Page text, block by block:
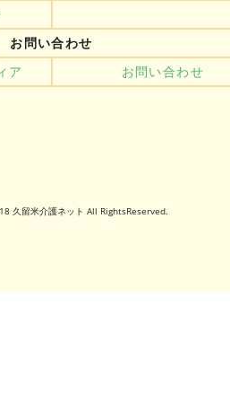
お問い合わせ
ア
お問い合わせ
久留米介護ネット All RightsReserved.